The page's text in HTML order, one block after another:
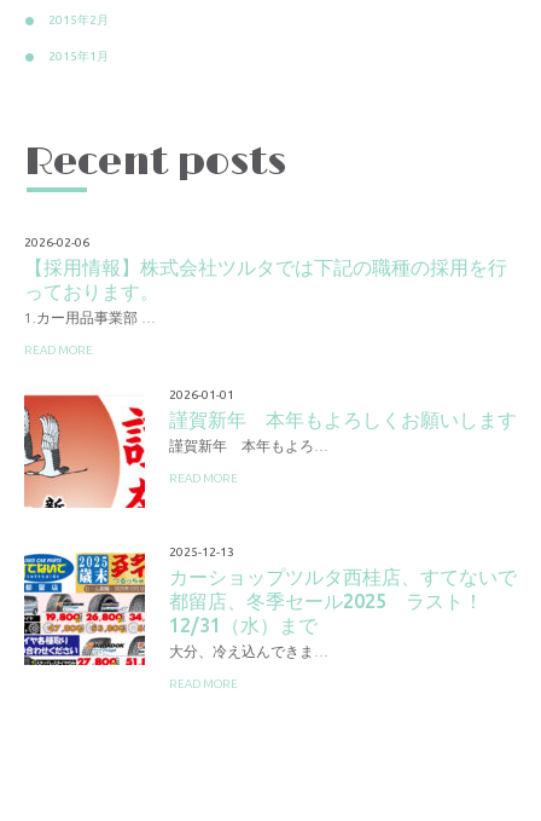
2015年2月
2015年1月
Recent posts
2026-02-06
【採用情報】株式会社ツルタでは下記の職種の採用を行
っております。
1.カー用品事業部 …
READ MORE
2026-01-01
謹賀新年 本年もよろしくお願いします
謹賀新年 本年もよろ…
READ MORE
2025-12-13
カーショップツルタ西桂店、すてないで
都留店、冬季セール2025 ラスト！
12/31（水）まで
大分、冷え込んできま…
READ MORE